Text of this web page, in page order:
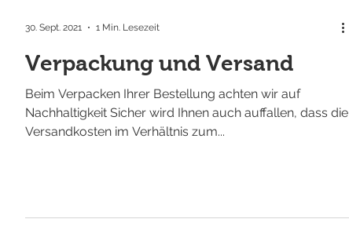
Verpackung und Versand
Beim Verpacken Ihrer Bestellung achten wir auf
Nachhaltigkeit Sicher wird Ihnen auch auffallen, dass die
Versandkosten im Verhältnis zum...
30. Sept. 2021 1 Min. Lesezeit